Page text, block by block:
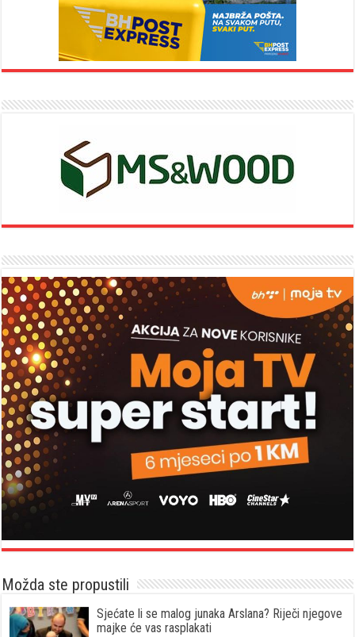
Možda ste propustili
Sjećate li se malog junaka Arslana? Riječi njegove
majke će vas rasplakati